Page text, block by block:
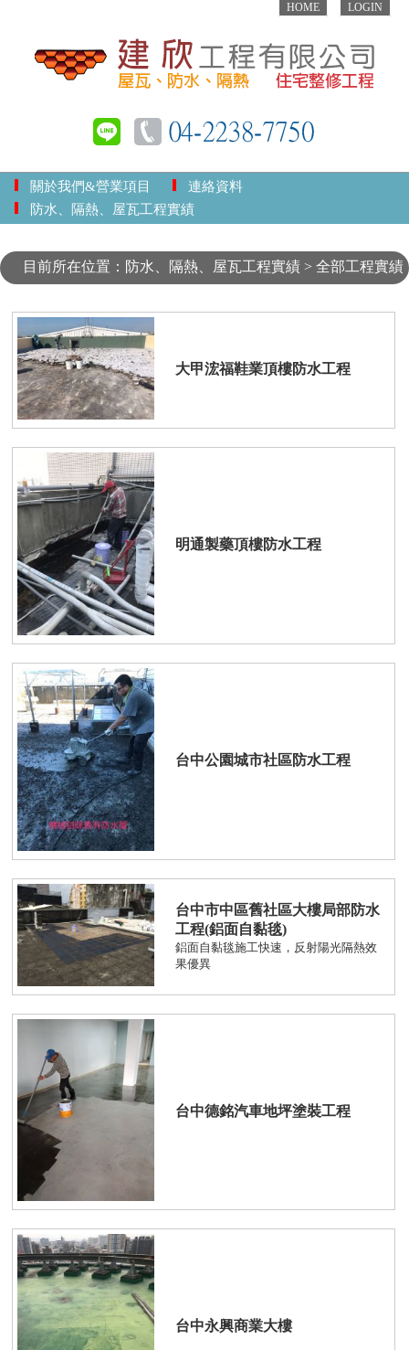
HOME LOGIN
關於我們&營業項目
連絡資料
防水、隔熱、屋瓦工程實績
目前所在位置：防水、隔熱、屋瓦工程實績 > 全部工程實績
大甲浤福鞋業頂樓防水工程
明通製藥頂樓防水工程
台中公園城市社區防水工程
台中市中區舊社區大樓局部防水
工程(鋁面自黏毯)
鋁面自黏毯施工快速，反射陽光隔熱效
果優異
台中德銘汽車地坪塗裝工程
台中永興商業大樓